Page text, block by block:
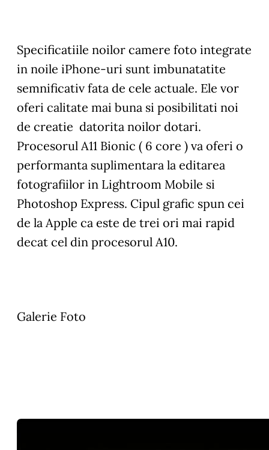
Specificatiile noilor camere foto integrate
in noile iPhone-uri sunt imbunatatite
semnificativ fata de cele actuale. Ele vor
oferi calitate mai buna si posibilitati noi
de creatie datorita noilor dotari.
Procesorul A11 Bionic ( 6 core ) va oferi o
performanta suplimentara la editarea
fotografiilor in Lightroom Mobile si
Photoshop Express. Cipul grafic spun cei
de la Apple ca este de trei ori mai rapid
decat cel din procesorul A10.
Galerie Foto